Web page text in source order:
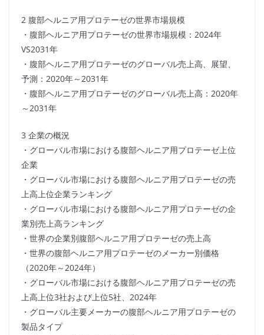
2 腹部ヘルニア用プロテーゼの世界市場規模
・腹部ヘルニア用プロテーゼの世界市場規模：2024年
VS2031年
・腹部ヘルニア用プロテーゼのグローバル売上高、展望、
予測：2020年～2031年
・腹部ヘルニア用プロテーゼのグローバル売上高：2020年
～2031年
3 企業の概況
・グローバル市場における腹部ヘルニア用プロテーゼ上位
企業
・グローバル市場における腹部ヘルニア用プロテーゼの売
上高上位企業ランキング
・グローバル市場における腹部ヘルニア用プロテーゼの企
業別売上高ランキング
・世界の企業別腹部ヘルニア用プロテーゼの売上高
・世界の腹部ヘルニア用プロテーゼのメーカー別価格
（2020年～2024年）
・グローバル市場における腹部ヘルニア用プロテーゼの売
上高上位3社および上位5社、2024年
・グローバル主要メーカーの腹部ヘルニア用プロテーゼの
製品タイプ